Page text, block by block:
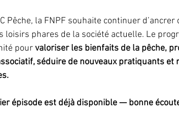
Pêche, la FNPF souhaite continuer
loisirs phares de la société actuelle. Le
pour valoriser les bienfaits de la pêche,
séduire de nouveaux pratiquants
épisode est déjà disponible — bonne